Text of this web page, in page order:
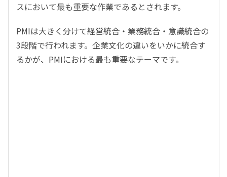
スにおいて最も重要な作業であるとされます。
PMIは大きく分けて経営統合・業務統合・意識統合の
3段階で行われます。企業文化の違いをいかに統合す
るかが、PMIにおける最も重要なテーマです。